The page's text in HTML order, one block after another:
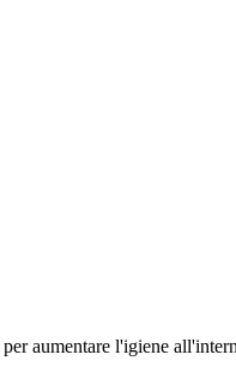
aumentare l'igiene